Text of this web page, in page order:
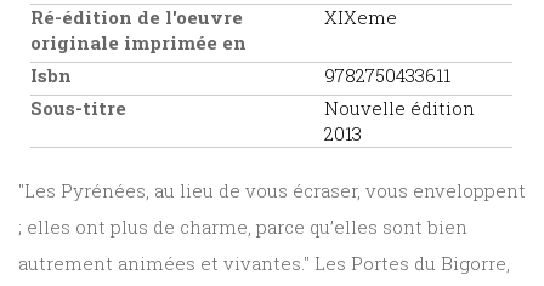
Ré-édition de l'oeuvre
originale imprimée en
XIXeme
Isbn
9782750433611
Sous-titre
Nouvelle édition
2013
"Les Pyrénées, au lieu de vous écraser, vous enveloppent
; elles ont plus de charme, parce qu’elles sont bien
autrement animées et vivantes." Les Portes du Bigorre,